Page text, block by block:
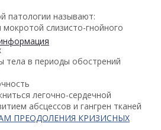
ПРЕОДОЛЕНИЯ КРИЗИСНЫХ
патологии называют:
слизисто-гнойного
тела в периоды обострений
легочно-сердечной
абсцессов и гангрен тканей